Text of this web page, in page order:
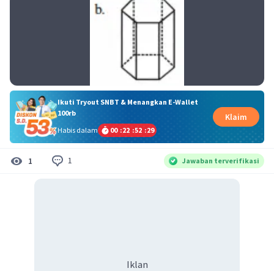
Ikuti Tryout SNBT & Menangkan E-Wallet
100rb
Habis dalam
00 :22 :52 :29
Klaim
1 1 Jawaban terverifikasi
Iklan